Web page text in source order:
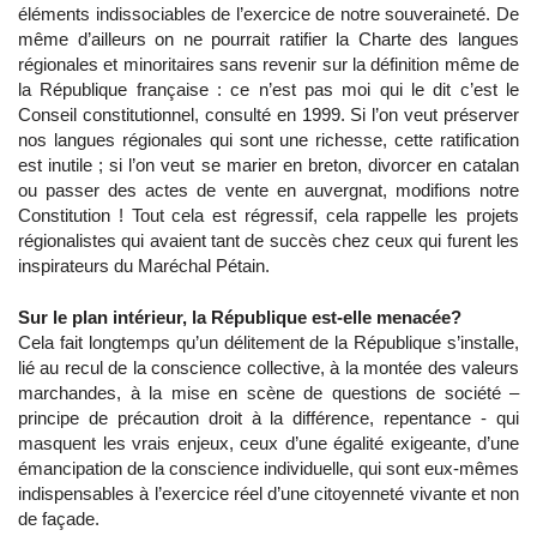
éléments indissociables de l’exercice de notre souveraineté. De
même d’ailleurs on ne pourrait ratifier la Charte des langues
régionales et minoritaires sans revenir sur la définition même de
la République française : ce n’est pas moi qui le dit c’est le
Conseil constitutionnel, consulté en 1999. Si l’on veut préserver
nos langues régionales qui sont une richesse, cette ratification
est inutile ; si l’on veut se marier en breton, divorcer en catalan
ou passer des actes de vente en auvergnat, modifions notre
Constitution ! Tout cela est régressif, cela rappelle les projets
régionalistes qui avaient tant de succès chez ceux qui furent les
inspirateurs du Maréchal Pétain.
Sur le plan intérieur, la République est-elle menacée?
Cela fait longtemps qu’un délitement de la République s’installe,
lié au recul de la conscience collective, à la montée des valeurs
marchandes, à la mise en scène de questions de société –
principe de précaution droit à la différence, repentance - qui
masquent les vrais enjeux, ceux d’une égalité exigeante, d’une
émancipation de la conscience individuelle, qui sont eux-mêmes
indispensables à l’exercice réel d’une citoyenneté vivante et non
de façade.